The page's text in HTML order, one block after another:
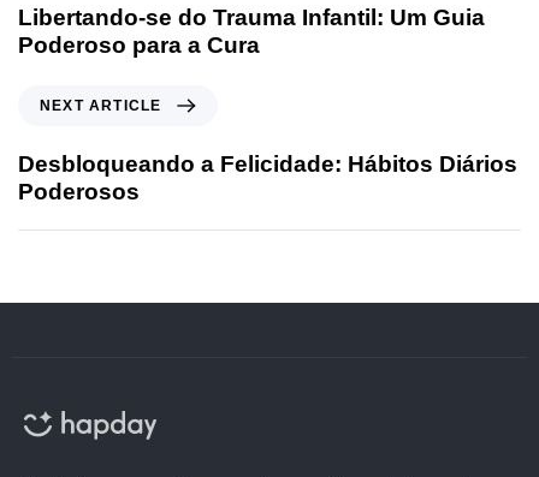
Libertando-se do Trauma Infantil: Um Guia
Poderoso para a Cura
NEXT ARTICLE
Desbloqueando a Felicidade: Hábitos Diários
Poderosos